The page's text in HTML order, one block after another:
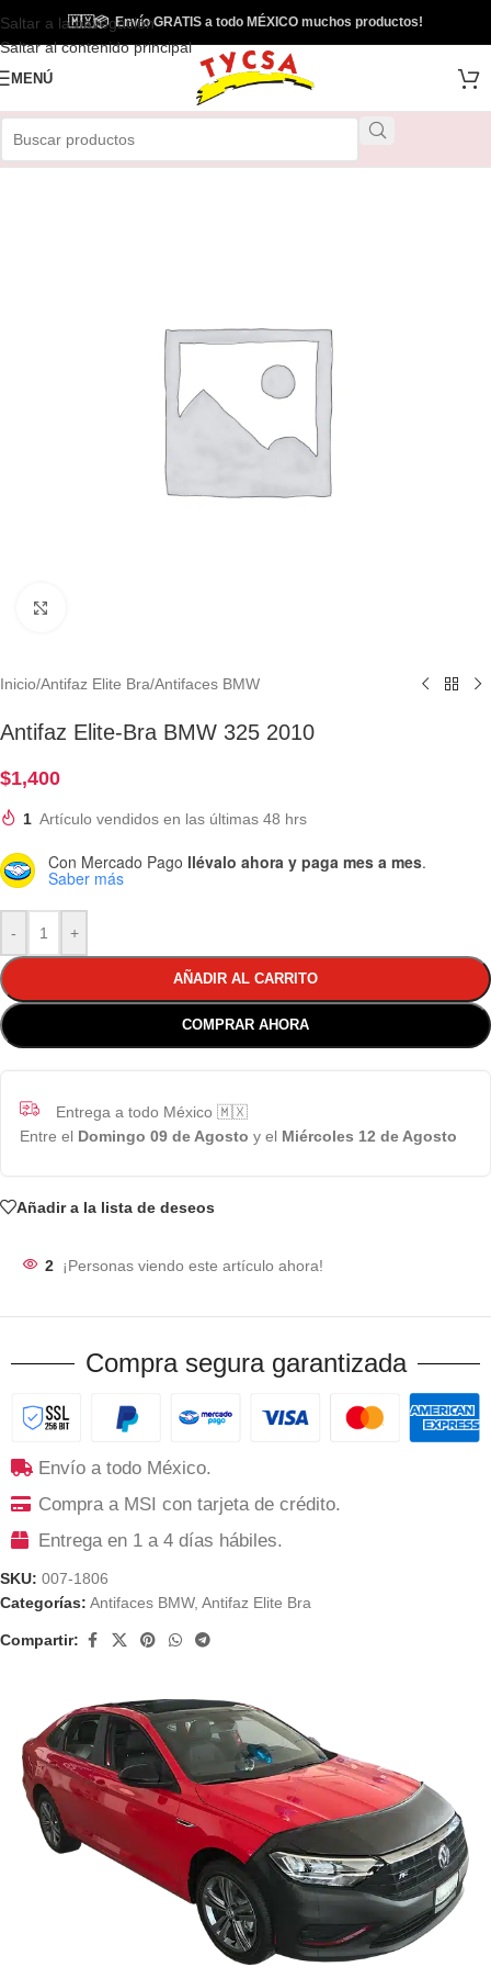
Saltar a la navegación
Saltar al contenido principal
🇲🇽📦Envío GRATIS a todo MÉXICO muchos productos!
MENÚ
Inicio/Antifaz Elite Bra/Antifaces BMW
Antifaz Elite-Bra BMW 325 2010
$1,400
1 Artículo vendidos en las últimas 48 hrs
Con Mercado Pago llévalo ahora y paga mes a mes.
Saber más
- +
AÑADIR AL CARRITO
COMPRAR AHORA
Entrega a todo México 🇲🇽
Entre el Domingo 09 de Agosto y el Miércoles 12 de Agosto
Añadir a la lista de deseos
2 ¡Personas viendo este artículo ahora!
Compra segura garantizada
Envío a todo México.
Compra a MSI con tarjeta de crédito.
Entrega en 1 a 4 días hábiles.
SKU: 007-1806
Categorías: Antifaces BMW, Antifaz Elite Bra
Compartir: